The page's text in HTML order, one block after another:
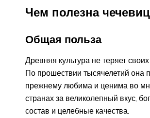
Чем полезна
Общая польза
Древняя культура не теряет своих
По прошествии тысячелетий она
прежнему любима и ценима во
странах за великолепный вкус,
состав и целебные качества.